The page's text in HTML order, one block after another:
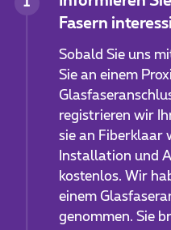
1
Fasern
Sobald Sie uns
Sie an einem
registrieren wir
sie an Fiberklaar
Installation und
kostenlos. Wir
einem
genommen. Sie